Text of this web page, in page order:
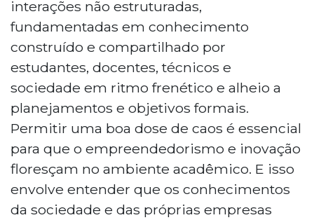
interações não estruturadas,
fundamentadas em conhecimento
construído e compartilhado por
estudantes, docentes, técnicos e
sociedade em ritmo frenético e alheio a
planejamentos e objetivos formais.
Permitir uma boa dose de caos é essencial
para que o empreendedorismo e inovação
floresçam no ambiente acadêmico. E isso
envolve entender que os conhecimentos
da sociedade e das próprias empresas